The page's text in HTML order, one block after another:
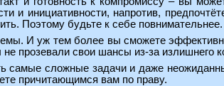
и инициативности, напротив,
Поэтому будьте к себе повнимательнее.
И уж тем более вы сможете
прозевали свои шансы из-за излишнего
самые сложные задачи и даже
причитающимся вам по праву.